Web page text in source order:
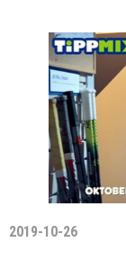
2019-10-26